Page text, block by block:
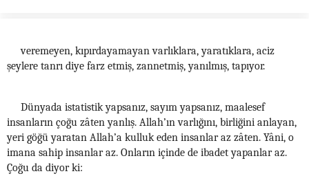
veremeyen, kıpırdayamayan varlıklara, yaratıklara, aciz
şeylere tanrı diye farz etmiş, zannetmiş, yanılmış, tapıyor.
Dünyada istatistik yapsanız, sayım yapsanız, maalesef
insanların çoğu zâten yanlış. Allah’ın varlığını, birliğini anlayan,
yeri göğü yaratan Allah’a kulluk eden insanlar az zâten. Yâni, o
imana sahip insanlar az. Onların içinde de ibadet yapanlar az.
Çoğu da diyor ki: